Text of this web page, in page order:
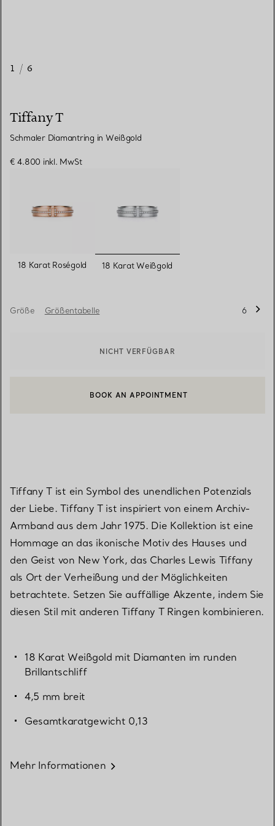
1 / 6
Tiffany T
Schmaler Diamantring in Weißgold
€ 4.800 inkl. MwSt
18 Karat Roségold ausgewählt
18 Karat Weißgold
Größe Größentabelle 6
NICHT VERFÜGBAR
EINEN KUNDENBERATER KONTAKTIEREN ODER EINEN
BOOK AN APPOINTMENT
Tiffany T ist ein Symbol des unendlichen Potenzials
der Liebe. Tiffany T ist inspiriert von einem Archiv-
Armband aus dem Jahr 1975. Die Kollektion ist eine
Hommage an das ikonische Motiv des Hauses und
den Geist von New York, das Charles Lewis Tiffany
als Ort der Verheißung und der Möglichkeiten
betrachtete. Setzen Sie auffällige Akzente, indem Sie
diesen Stil mit anderen Tiffany T Ringen kombinieren.
18 Karat Weißgold mit Diamanten im runden
Brillantschliff
4,5 mm breit
Gesamtkaratgewicht 0,13
Mehr Informationen